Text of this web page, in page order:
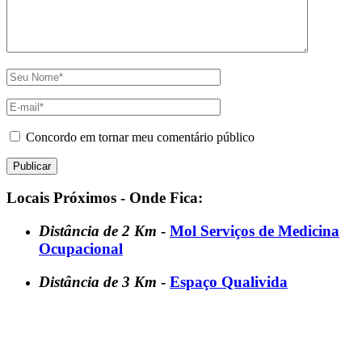
Concordo em tornar meu comentário público
Locais Próximos - Onde Fica:
Distância de 2 Km - Mol Serviços de Medicina
Ocupacional
Distância de 3 Km - Espaço Qualivida